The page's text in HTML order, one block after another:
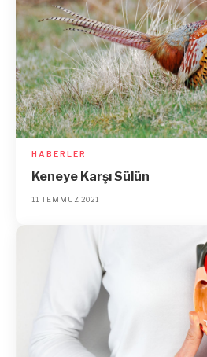
HABERLER
Keneye Karşı Sülün
11 TEMMUZ 2021